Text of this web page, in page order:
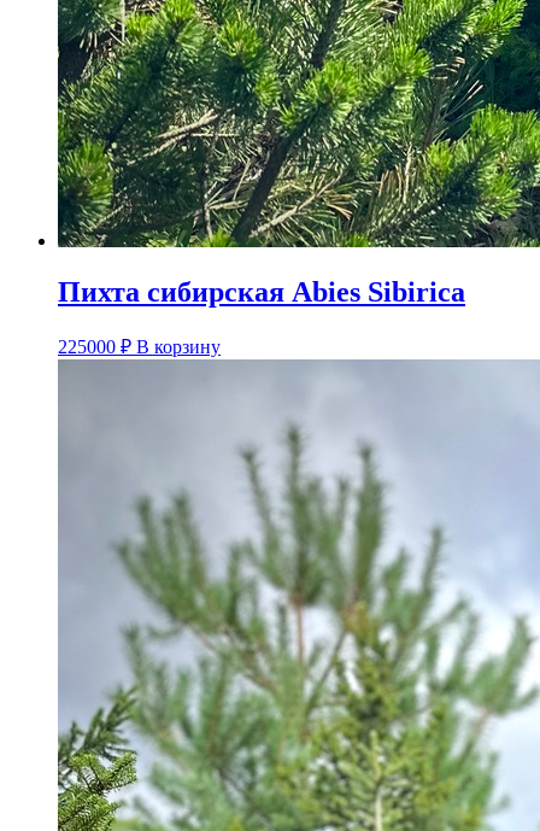
Пихта сибирская Abies Sibirica
225000 ₽ В корзину